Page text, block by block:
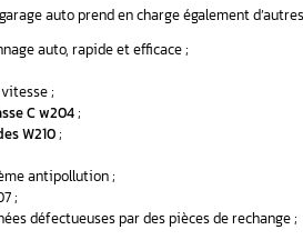
B (W245)
– W203 – W204)
CL (W216)
(W203, W209…)
W210 W212)
E Coupé (W207)